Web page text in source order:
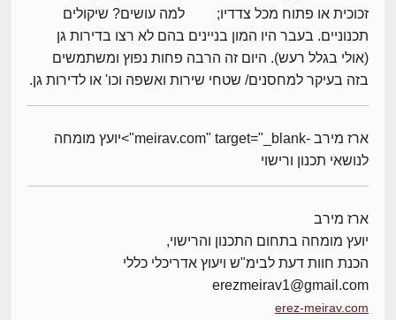
זכוכית או פתוח מכל צדדיו; למה עושים? שיקולים
תכנוניים. בעבר היו המון בניינים בהם לא רצו בדירות גן
(אולי בגלל רעש). היום זה הרבה פחות נפוץ ומשתמשים
בזה בעיקר למחסנים/ שטחי שירות ואשפה וכו' או לדירות גן.
ארז מירב -meirav.com" target="_blank">יועץ מומחה
לנושאי תכנון ורישוי
ארז מירב
יועץ מומחה בתחום התכנון והרישוי,
הכנת חוות דעת לבימ"ש ויעוץ אדריכלי כללי
erezmeirav1@gmail.com
erez-meirav.com